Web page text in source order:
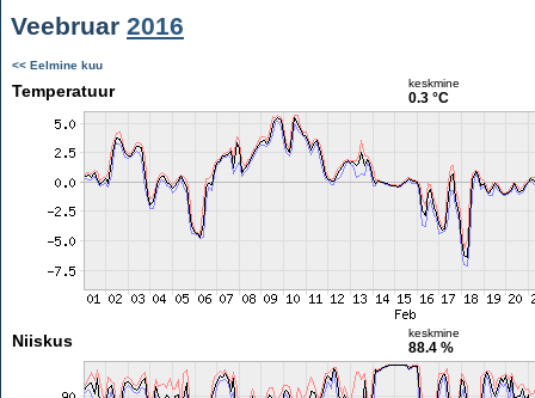
Veebruar 2016
<< Eelmine kuu
Temperatuur keskmine
0.3 °C
Niiskus keskmine
88.4 %